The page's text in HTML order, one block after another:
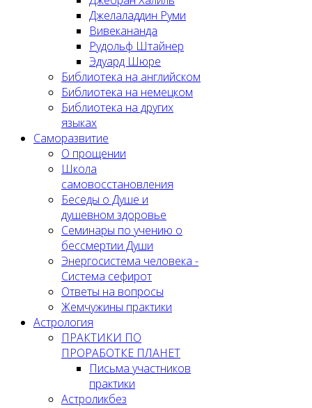
Джелаладдин Руми
Вивекананда
Рудольф Штайнер
Эдуард Шюре
Библиотека на английском
Библиотека на немецком
Библиотека на других
языках
Саморазвитие
О прощении
Школа
самовосстановления
Беседы о Душе и
душевном здоровье
Семинары по учению о
бессмертии Души
Энергосистема человека -
Система сефирот
Ответы на вопросы
Жемчужины практики
Астрология
ПРАКТИКИ ПО
ПРОРАБОТКЕ ПЛАНЕТ
Письма участников
практики
Астроликбез